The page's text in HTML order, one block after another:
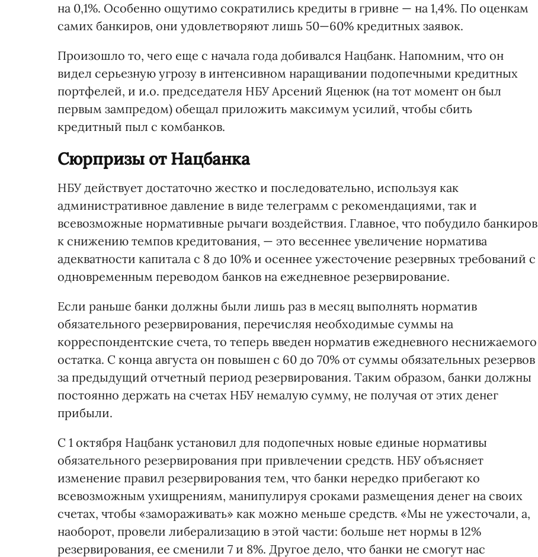
на 0,1%. Особенно ощутимо сократились кредиты в гривне — на 1,4%. По оценкам
самих банкиров, они удовлетворяют лишь 50—60% кредитных заявок.
Произошло то, чего еще с начала года добивался Нацбанк. Напомним, что он
видел серьезную угрозу в интенсивном наращивании подопечными кредитных
портфелей, и и.о. председателя НБУ Арсений Яценюк (на тот момент он был
первым зампредом) обещал приложить максимум усилий, чтобы сбить
кредитный пыл с комбанков.
Сюрпризы от Нацбанка
НБУ действует достаточно жестко и последовательно, используя как
административное давление в виде телеграмм с рекомендациями, так и
всевозможные нормативные рычаги воздействия. Главное, что побудило банкиров
к снижению темпов кредитования, — это весеннее увеличение норматива
адекватности капитала с 8 до 10% и осеннее ужесточение резервных требований с
одновременным переводом банков на ежедневное резервирование.
Если раньше банки должны были лишь раз в месяц выполнять норматив
обязательного резервирования, перечисляя необходимые суммы на
корреспондентские счета, то теперь введен норматив ежедневного неснижаемого
остатка. С конца августа он повышен с 60 до 70% от суммы обязательных резервов
за предыдущий отчетный период резервирования. Таким образом, банки должны
постоянно держать на счетах НБУ немалую сумму, не получая от этих денег
прибыли.
С 1 октября Нацбанк установил для подопечных новые единые нормативы
обязательного резервирования при привлечении средств. НБУ объясняет
изменение правил резервирования тем, что банки нередко прибегают ко
всевозможным ухищрениям, манипулируя сроками размещения денег на своих
счетах, чтобы «замораживать» как можно меньше средств. «Мы не ужесточали, а,
наоборот, провели либерализацию в этой части: больше нет нормы в 12%
резервирования, ее сменили 7 и 8%. Другое дело, что банки не смогут нас